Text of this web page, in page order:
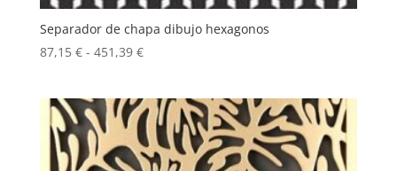
Separador de chapa dibujo hexagonos
87,15 € - 451,39 €Rango
desde
87,15 €
hasta